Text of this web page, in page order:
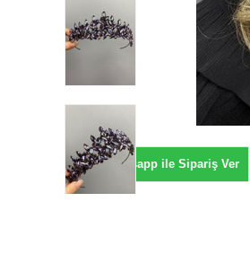
Whatsapp ile Sipariş Ver